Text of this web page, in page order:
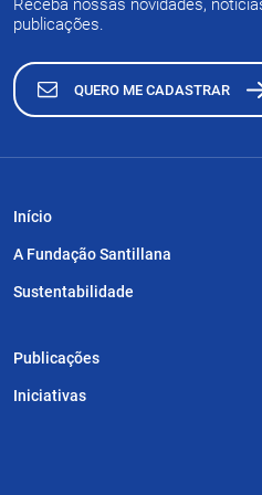
Receba nossas novidades,
publicações.
QUERO ME CADASTRAR
Início
A Fundação Santillana
Sustentabilidade
Publicações
Iniciativas